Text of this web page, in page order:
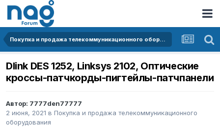
Покупка и продажа телекоммуникационного оборудования
Dlink DES 1252, Linksys 2102, Оптические
кроссы-патчкорды-пигтейлы-патчпанели
Автор: 7777den77777
2 июня, 2021 в Покупка и продажа телекоммуникационного
оборудования